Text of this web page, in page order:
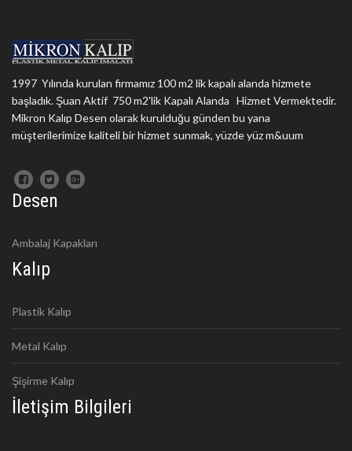
1997 Yılında kurulan firmamız 100 m2 lik kapalı alanda hizmete
başladık. Şuan Aktif 750 m2'lik Kapalı Alanda Hizmet Vermektedir.
Mikron Kalıp Desen olarak kurulduğu günden bu yana
müşterilerimize kaliteli bir hizmet sunmak, yüzde yüz m&uum
Desen
Ambalaj Kapakları
Kalıp
Plastik Kalıp
Metal Kalıp
Şişirme Kalıp
İletişim Bilgileri